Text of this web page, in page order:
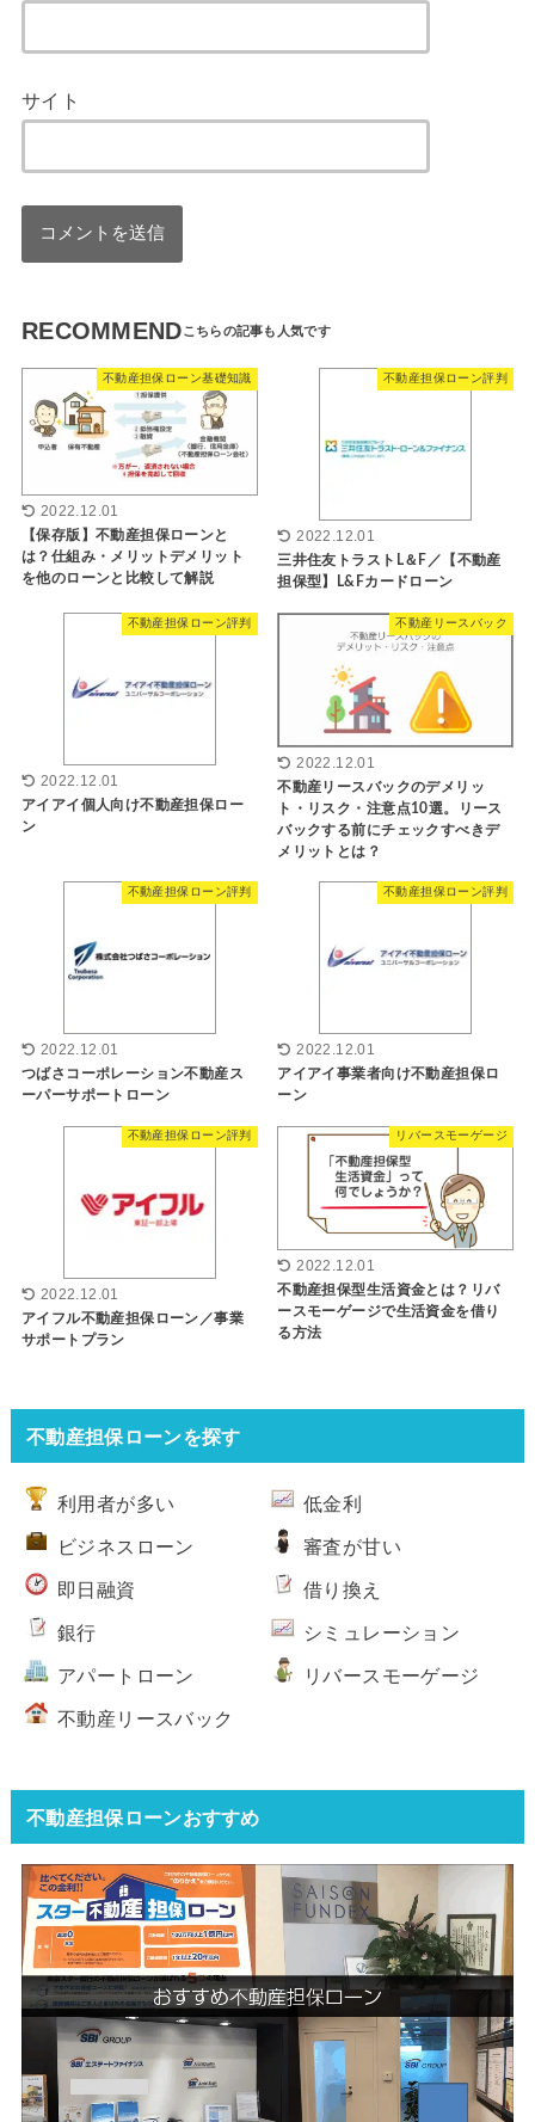
サイト
RECOMMEND
不動産担保ローン基礎知識
2022.12.01
【保存版】不動産担保ローンと
は？仕組み・メリットデメリット
を他のローンと比較して解説
不動産担保ローン評判
2022.12.01
三井住友トラストL＆F／【不動産
担保型】L&Fカードローン
不動産担保ローン評判
2022.12.01
アイアイ個人向け不動産担保ロー
ン
不動産リースバック
2022.12.01
不動産リースバックのデメリッ
ト・リスク・注意点10選。リース
バックする前にチェックすべきデ
メリットとは？
不動産担保ローン評判
2022.12.01
つばさコーポレーション不動産ス
ーパーサポートローン
不動産担保ローン評判
2022.12.01
アイアイ事業者向け不動産担保ロ
ーン
不動産担保ローン評判
2022.12.01
アイフル不動産担保ローン／事業
サポートプラン
リバースモーゲージ
2022.12.01
不動産担保型生活資金とは？リバ
ースモーゲージで生活資金を借り
る方法
不動産担保ローンを探す
利用者が多い 低金利
ビジネスローン 審査が甘い
即日融資 借り換え
銀行 シミュレーション
アパートローン リバースモーゲージ
不動産リースバック
不動産担保ローンおすすめ